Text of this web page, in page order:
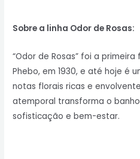
Sobre a linha Odor de Rosas:
“Odor de Rosas” foi a
Phebo, em 1930, e até hoje é
notas florais ricas e
atemporal transforma o
sofisticação e bem-estar.